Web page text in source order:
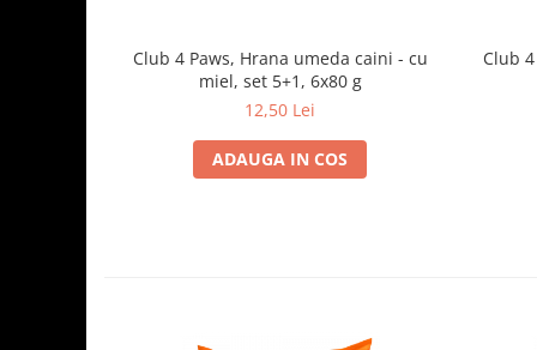
Club 4 Paws, Hrana umeda caini - cu
miel, set 5+1, 6x80 g
12,50 Lei
ADAUGA IN COS
Club